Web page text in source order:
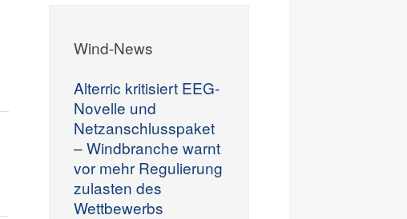
Wind-News
Alterric kritisiert EEG-
Novelle und
Netzanschlusspaket
– Windbranche warnt
vor mehr Regulierung
zulasten des
Wettbewerbs